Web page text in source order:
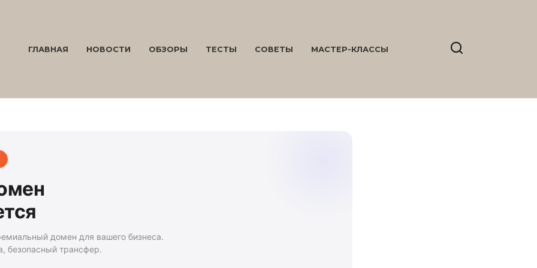
ГЛАВНАЯ НОВОСТИ ОБЗОРЫ ТЕСТЫ СОВЕТЫ МАСТЕР-КЛАССЫ
домен для вашего бизнеса.
безопасный трансфер.